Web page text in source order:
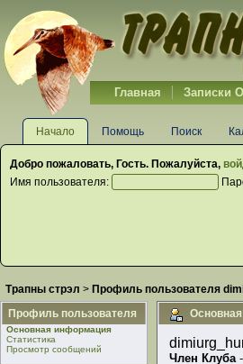
Главная Записки
Начало Помощь Поиск
Добро пожаловать, Гость. Пожалуйста,
Имя пользователя:
Трапны стрэл > Профиль пользователя
Профиль пользователя
Основная информация
Статистика
Просмотр сообщений
Член Клуба -